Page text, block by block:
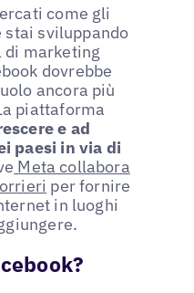
come gli
stai sviluppando
di marketing
dovrebbe
ancora più
piattaforma
e ad
paesi in via di
Meta collabora
per fornire
in luoghi